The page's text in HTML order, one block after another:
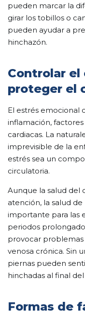
pueden marcar la
girar los tobillos o
pueden ayudar a
hinchazón.
Controlar el
proteger el
El estrés emocional
inflamación,
cardiacas. La
imprevisible de la
estrés sea un
circulatoria.
Aunque la salud del
atención, la salud
importante para las
periodos
provocar problemas
venosa crónica. Sin
piernas pueden
hinchadas al final
Formas de